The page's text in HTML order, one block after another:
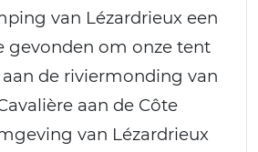
van Lézardrieux een
gevonden om onze tent
de riviermonding van
aan de Côte
van Lézardrieux